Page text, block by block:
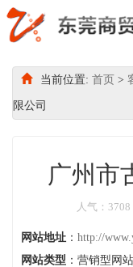
当前位置: 首页 >
限公司
广州市
人气：
网站地址 ： http://
网站类型 ：营销型网站